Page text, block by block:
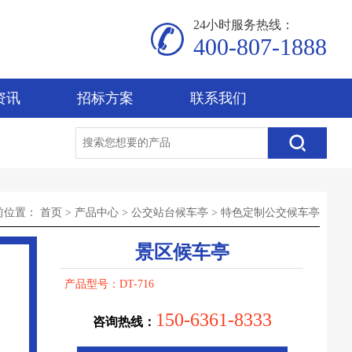
24小时服务热线：
400-807-1888
讯 招标方案 联系我们
置： 首页 > 产品中心 > 公交站台候车亭 > 特色定制公交候车亭
景区候车亭
产品型号：DT-716
咨询热线： 150-6361-8333